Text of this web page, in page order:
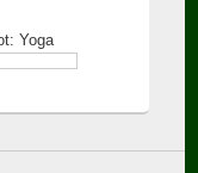
Yoga